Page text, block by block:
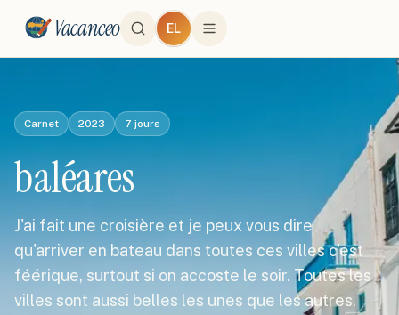
Vacanceo EL
Carnet 2023 7 jours
baléares
J'ai fait une croisière et je peux vous dire
qu'arriver en bateau dans toutes ces villes c'est
féérique, surtout si on accoste le soir. Toutes les
villes sont aussi belles les unes que les autres.